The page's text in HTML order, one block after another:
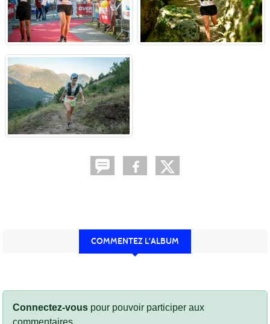
COMMENTEZ L'ALBUM
Connectez-vous pour pouvoir participer aux
commentaires.